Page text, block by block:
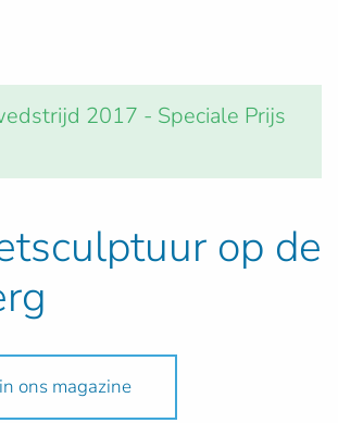
2017 - Speciale Prijs
op de
ons magazine